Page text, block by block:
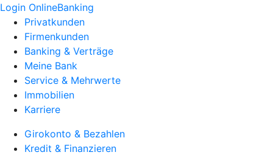
Login OnlineBanking
Privatkunden
Firmenkunden
Banking & Verträge
Meine Bank
Service & Mehrwerte
Immobilien
Karriere
Girokonto & Bezahlen
Kredit & Finanzieren